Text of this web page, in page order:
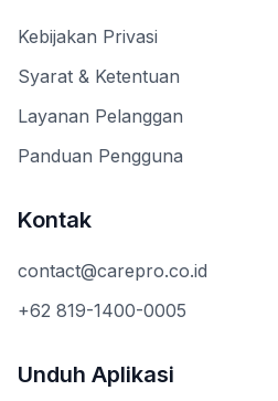
Kebijakan Privasi
Syarat & Ketentuan
Layanan Pelanggan
Panduan Pengguna
Kontak
contact@carepro.co.id
+62 819-1400-0005
Unduh Aplikasi